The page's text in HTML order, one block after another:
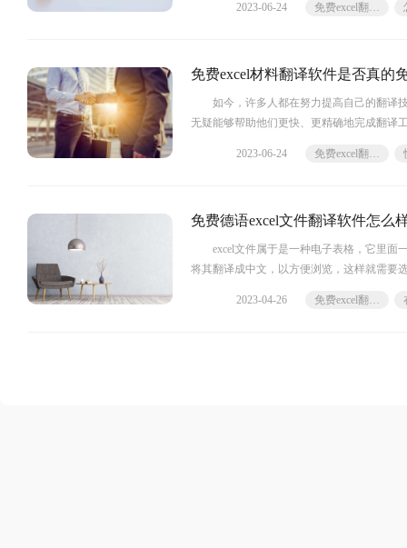
2023-06-24 免费excel翻译软件
免费excel材料翻译软件是否真的
如今，许多人都在努力提高自己的翻译技
无疑能够帮助他们更快、更精确地完成翻译
2023-06-24 免费excel翻译软件
免费德语excel文件翻译软件怎么
excel文件属于是一种电子表格，它里面一
将其翻译成中文，以方便浏览，这样就需要
2023-04-26 免费excel翻译软件